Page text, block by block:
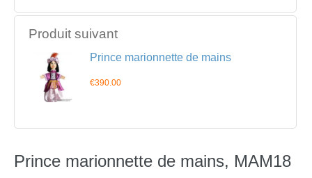
Produit suivant
Prince marionnette de mains
€390.00
Prince marionnette de mains, MAM18